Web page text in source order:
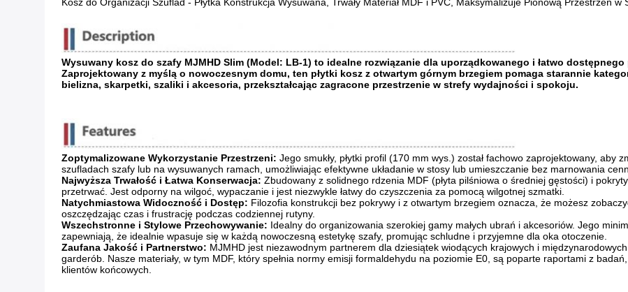
Kosz do Organizacji Szuflad - Płytka Konstrukcja Wysuwana, Trwały Materiał MDF i PVC, Maksymalizuje Pionową Przestrzeń w
Wysuwany kosz do szafy MJMHD Slim (Model: LB-1) to idealne rozwiązanie dla uporządkowanego i łatwo
Zaprojektowany z myślą o nowoczesnym domu, ten płytki kosz z otwartym górnym brzegiem pomaga starannie
bielizna, skarpetki, szaliki i akcesoria, przekształcając zagracone przestrzenie w strefy wydajności i spokoju.
Zoptymalizowane Wykorzystanie Przestrzeni: Jego smukły, płytki profil (170 mm wys.) został fachowo zaprojektowany,
szufladach szafy lub na wysuwanych ramach, umożliwiając efektywne układanie w stosy lub umieszczanie bez marnowania
Najwyższa Trwałość i Łatwa Konserwacja: Zbudowany z solidnego rdzenia MDF (płyta pilśniowa o średniej gęstości) i
przetrwać. Jest odporny na wilgoć, wypaczanie i jest niezwykle łatwy do czyszczenia za pomocą wilgotnej szmatki.
Natychmiastowa Widoczność i Dostęp:
Filozofia konstrukcji bez pokrywy i z otwartym brzegiem oznacza, że możesz
oszczędzając czas i frustrację podczas codziennej rutyny.
Wszechstronne i Stylowe Przechowywanie:
Idealny do organizowania szerokiej gamy małych ubrań i akcesoriów. Jego
zapewniają, że idealnie wpasuje się w każdą nowoczesną estetykę szafy, promując schludne i przyjemne dla oka otoczenie.
Zaufana Jakość i Partnerstwo:
MJMHD jest niezawodnym partnerem dla dziesiątek wiodących krajowych i
garderób. Nasze materiały, w tym MDF, który spełnia normy emisji formaldehydu na poziomie E0, są poparte raportami z
klientów końcowych.